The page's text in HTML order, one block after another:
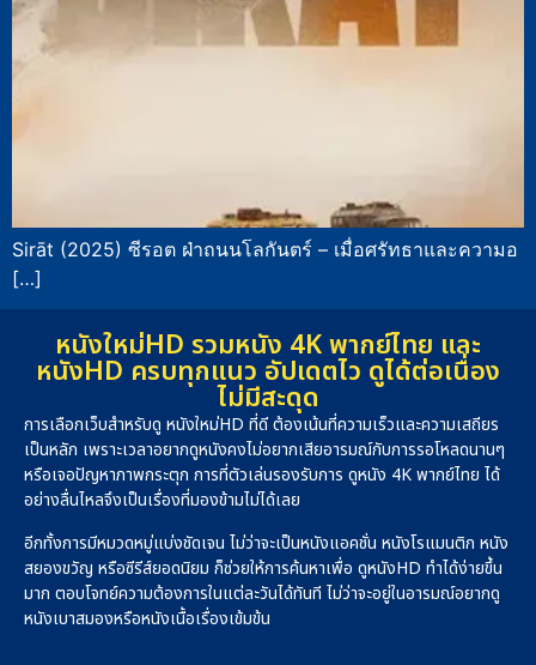
Sirāt (2025) ซีรอต ฝ่าถนนโลกันตร์ – เมื่อศรัทธาและความอ
[…]
หนังใหม่HD รวมหนัง 4K พากย์ไทย และ
หนังHD ครบทุกแนว อัปเดตไว ดูได้ต่อเนื่อง
ไม่มีสะดุด
การเลือกเว็บสำหรับดู หนังใหม่HD ที่ดี ต้องเน้นที่ความเร็วและความเสถียร
เป็นหลัก เพราะเวลาอยากดูหนังคงไม่อยากเสียอารมณ์กับการรอโหลดนานๆ
หรือเจอปัญหาภาพกระตุก การที่ตัวเล่นรองรับการ ดูหนัง 4K พากย์ไทย ได้
อย่างลื่นไหลจึงเป็นเรื่องที่มองข้ามไม่ได้เลย
อีกทั้งการมีหมวดหมู่แบ่งชัดเจน ไม่ว่าจะเป็นหนังแอคชั่น หนังโรแมนติก หนัง
สยองขวัญ หรือซีรีส์ยอดนิยม ก็ช่วยให้การค้นหาเพื่อ ดูหนังHD ทำได้ง่ายขึ้น
มาก ตอบโจทย์ความต้องการในแต่ละวันได้ทันที ไม่ว่าจะอยู่ในอารมณ์อยากดู
หนังเบาสมองหรือหนังเนื้อเรื่องเข้มข้น